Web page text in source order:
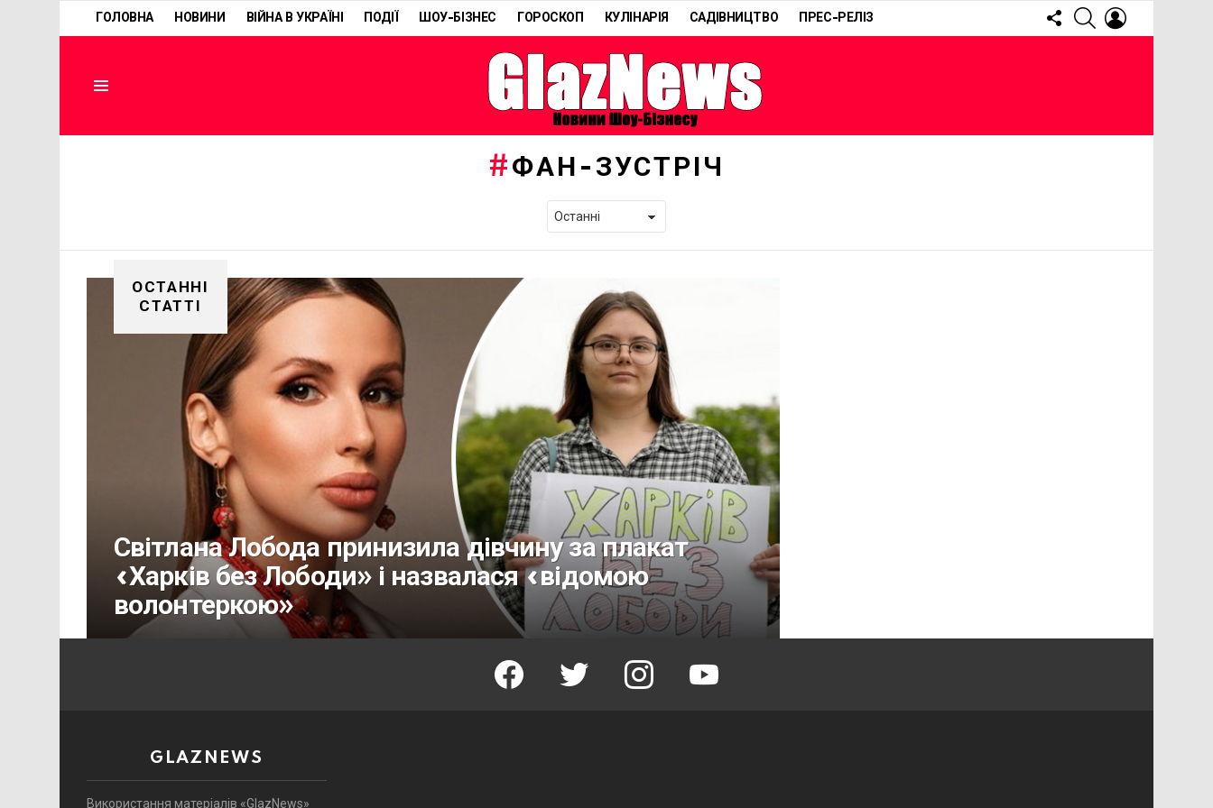
ГОЛОВНА НОВИНИ ВІЙНА В УКРАЇНІ ПОДІЇ ШОУ-БІЗНЕС ГОРОСКОП КУЛІНАРІЯ САДІВНИЦТВО ПРЕС-РЕЛІЗ
FOLLOW
US
SEARCH
ФАН-ЗУСТРІЧ
ОСТАННІ
СТАТТІ
Світлана Лобода принизила дівчину за плакат
«Харків без Лободи» і назвалася «відомою
волонтеркою»
facebook twitter instagram youtube
GLAZNEWS
Використання матеріалів «GlazNews»